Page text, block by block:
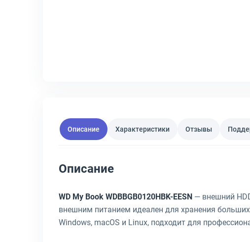
Описание Характеристики Отзывы
Описание
WD My Book WDBBGB0120HBK-EESN — внешний
внешним питанием идеален для хранения
Windows, macOS и Linux, подходит для